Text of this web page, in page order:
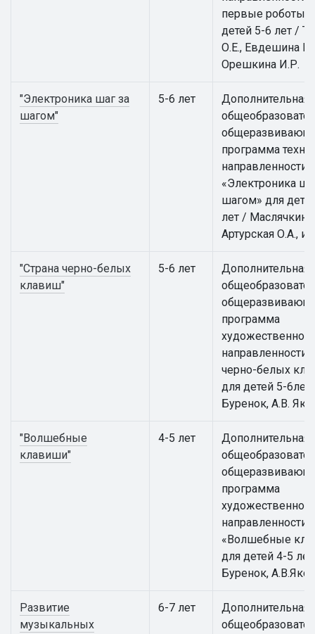
первые роботы»
детей 5-6 лет /
О.Е., Евдешина
Орешкина И.Р.
"Электроника шаг за
шагом"
5-6 лет
Дополнительная
программа
направленности
«Электроника
шагом» для
лет / Маслячкина
Артурская О.А., и
"Страна черно-белых
клавиш"
5-6 лет
Дополнительная
программа
художественной
направленности
черно-белых
для детей 5-6лет
Буренок, А.В.
"Волшебные
клавиши"
4-5 лет
Дополнительная
программа
художественной
направленности
«Волшебные
для детей 4-5
Буренок,
Развитие
музыкальных
6-7 лет
Дополнительная